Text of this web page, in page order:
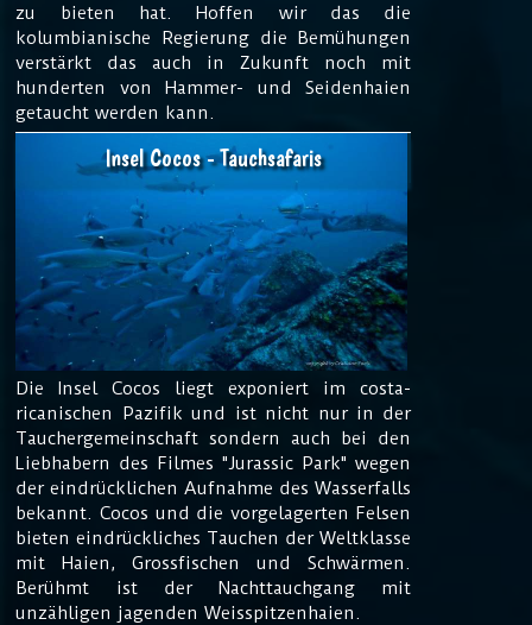
zu bieten hat. Hoffen wir das die
kolumbianische Regierung die Bemühungen
verstärkt das auch in Zukunft noch mit
hunderten von Hammer- und Seidenhaien
getaucht werden kann.
Insel Cocos - Tauchsafaris
Die Insel Cocos liegt exponiert im costa-
ricanischen Pazifik und ist nicht nur in der
Tauchergemeinschaft sondern auch bei den
Liebhabern des Filmes "Jurassic Park" wegen
der eindrücklichen Aufnahme des Wasserfalls
bekannt. Cocos und die vorgelagerten Felsen
bieten eindrückliches Tauchen der Weltklasse
mit Haien, Grossfischen und Schwärmen.
Berühmt ist der Nachttauchgang mit
unzähligen jagenden Weisspitzenhaien.